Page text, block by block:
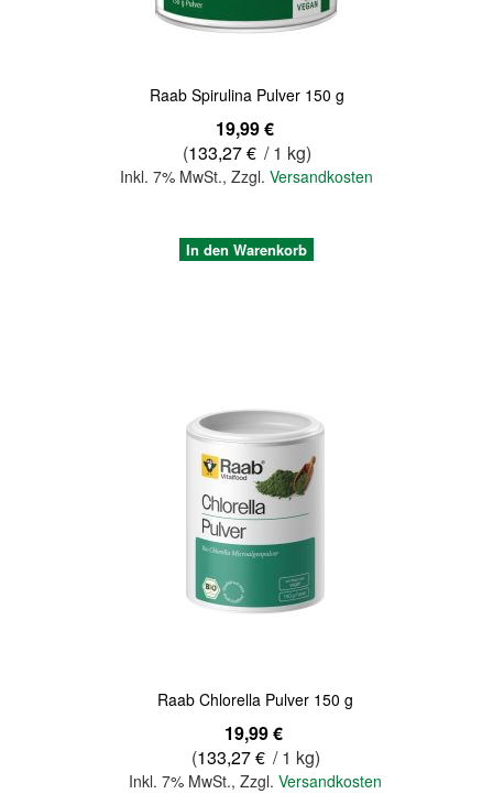
Raab Spirulina Pulver 150 g
19,99 €
(133,27 € / 1 kg)
Inkl. 7% MwSt., Zzgl. Versandkosten
In den Warenkorb
Raab Chlorella Pulver 150 g
19,99 €
(133,27 € / 1 kg)
Inkl. 7% MwSt.,Zzgl.Versandkosten